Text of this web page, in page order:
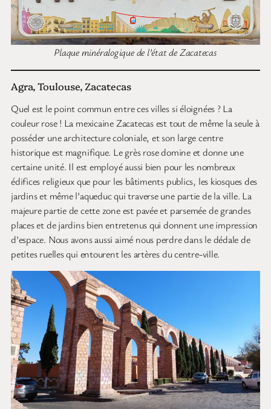
Plaque minéralogique de l’état de Zacatecas
Agra, Toulouse, Zacatecas
Quel est le point commun entre ces villes si éloignées ? La
couleur rose ! La mexicaine Zacatecas est tout de même la seule à
posséder une architecture coloniale, et son large centre
historique est magnifique. Le grès rose domine et donne une
certaine unité. Il est employé aussi bien pour les nombreux
édifices religieux que pour les bâtiments publics, les kiosques des
jardins et même l’aqueduc qui traverse une partie de la ville. La
majeure partie de cette zone est pavée et parsemée de grandes
places et de jardins bien entretenus qui donnent une impression
d’espace. Nous avons aussi aimé nous perdre dans le dédale de
petites ruelles qui entourent les artères du centre-ville.